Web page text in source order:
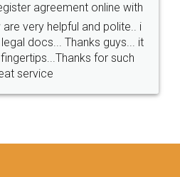
agreement online with
very helpful and polite.. i
docs... Thanks guys... it
for such
service